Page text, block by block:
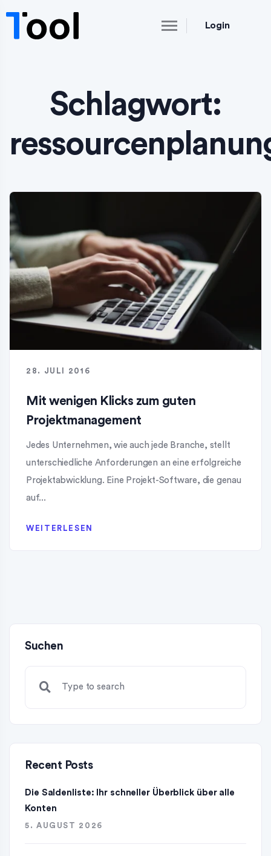
Login
Schlagwort:
28. JULI 2016
Mit wenigen Klicks zum guten
Projektmanagement
Jedes Unternehmen, wie auch jede Branche, stellt
unterschiedliche Anforderungen an eine erfolgreiche
Projektabwicklung. Eine Projekt-Software, die genau
auf...
WEITERLESEN
Suchen
Recent Posts
Die Saldenliste: Ihr schneller Überblick über alle
Konten
5. AUGUST 2026